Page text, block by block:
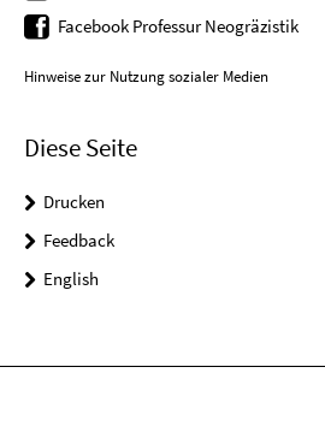
Facebook Professur Neogräzistik
Hinweise zur Nutzung sozialer Medien
Diese Seite
Drucken
Feedback
English